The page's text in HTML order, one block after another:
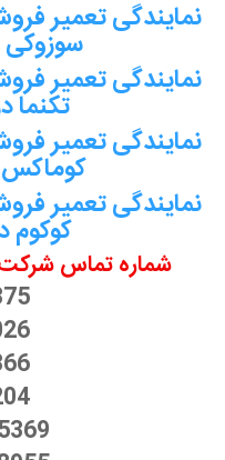
نمایندگی تعمیر
سوزوکی
نمایندگی تعمیر
تکنما
نمایندگی تعمیر
کوماکس
نمایندگی تعمیر
کوکوم
شماره تماس شرکت